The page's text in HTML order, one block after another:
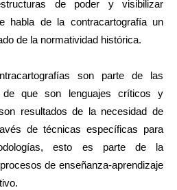
de poder y visibilizar
habla de la contracartografía un
de la normatividad histórica.
son parte de las
de que son lenguajes críticos y
resultados de la necesidad de
de técnicas específicas para
esto es parte de la
de enseñanza-aprendizaje